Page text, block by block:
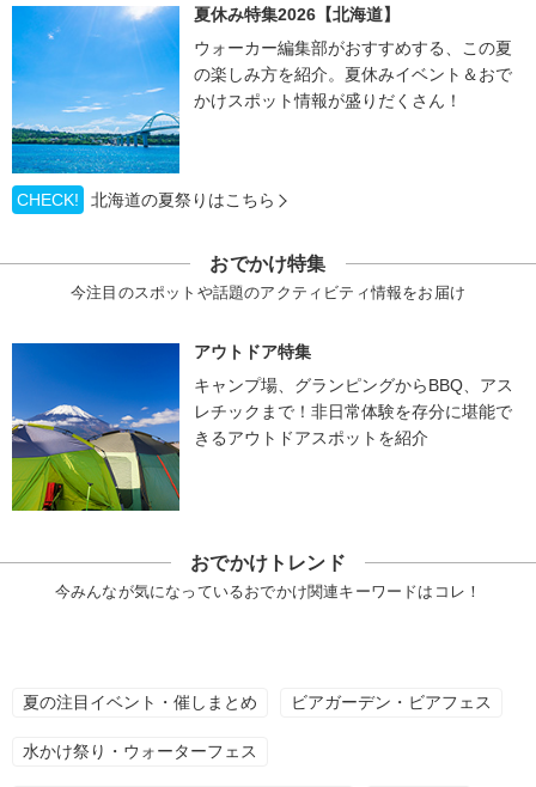
夏休み特集2026【北海道】
ウォーカー編集部がおすすめする、この夏
の楽しみ方を紹介。夏休みイベント＆おで
かけスポット情報が盛りだくさん！
CHECK! 北海道の夏祭りはこちら
おでかけ特集
今注目のスポットや話題のアクティビティ情報をお届け
アウトドア特集
キャンプ場、グランピングからBBQ、アス
レチックまで！非日常体験を存分に堪能で
きるアウトドアスポットを紹介
おでかけトレンド
今みんなが気になっているおでかけ関連キーワードはコレ！
夏の注目イベント・催しまとめ ビアガーデン・ビアフェス
水かけ祭り・ウォーターフェス